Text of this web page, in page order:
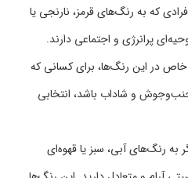
که به رنگ‌های قرمز، نارنجی یا
پرانرژی و اجتماعی دارند.
در این رنگ‌ها، برای کسانی که
و شاداب باشد، انتخابی
به رنگ‌های آبی، سبز یا قهوه‌ای